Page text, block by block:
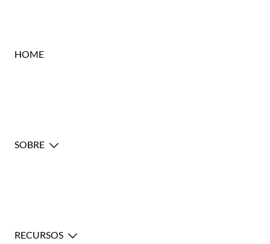
HOME
SOBRE
RECURSOS